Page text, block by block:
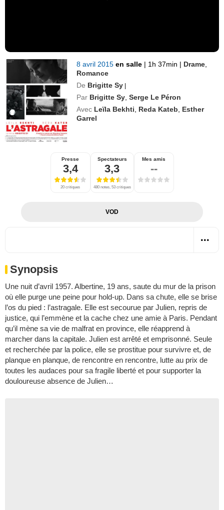
8 avril 2015en salle | 1h 37min | Drame
Romance
De Brigitte Sy |
Par Brigitte Sy ,Serge Le Péron
Avec Leïla Bekhti Reda Kateb
Esther
Garrel
Presse
3,4
20 critiques
Spectateurs
3,3
480 notes, 53 critiques
Mes amis
--
VOD
Synopsis
Une nuit d’avril 1957. Albertine, 19 ans, saute du mur de la prison
où elle purge une peine pour hold-up. Dans sa chute, elle se brise
l’os du pied : l’astragale. Elle est secourue par Julien, repris de
justice, qui l’emmène et la cache chez une amie à Paris. Pendant
qu’il mène sa vie de malfrat en province, elle réapprend à
marcher dans la capitale. Julien est arrêté et emprisonné. Seule
et recherchée par la police, elle se prostitue pour survivre et, de
planque en planque, de rencontre en rencontre, lutte au prix de
toutes les audaces pour sa fragile liberté et pour supporter la
douloureuse absence de Julien…